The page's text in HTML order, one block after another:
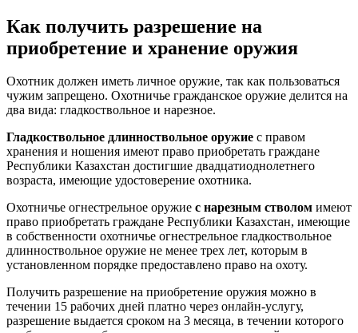
Как получить разрешение на
приобретение и хранение оружия
Охотник должен иметь личное оружие, так как пользоваться
чужим запрещено. Охотничье гражданское оружие делится на
два вида: гладкоствольное и нарезное.
Гладкоствольное длинноствольное оружие с правом
хранения и ношения имеют право приобретать граждане
Республики Казахстан достигшие двадцатиоднолетнего
возраста, имеющие удостоверение охотника.
Охотничье огнестрельное оружие с нарезным стволом имеют
право приобретать граждане Республики Казахстан, имеющие
в собственности охотничье огнестрельное гладкоствольное
длинноствольное оружие не менее трех лет, которым в
установленном порядке предоставлено право на охоту.
Получить разрешение на приобретение оружия можно в
течении 15 рабочих дней платно через онлайн-услугу,
разрешение выдается сроком на 3 месяца, в течении которого